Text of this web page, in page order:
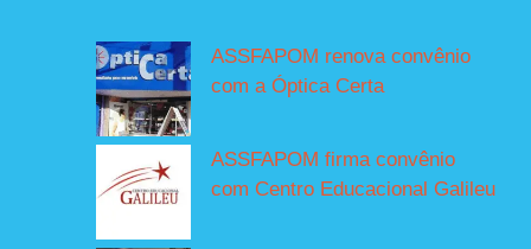
ASSFAPOM renova convênio
com a Óptica Certa
ASSFAPOM firma convênio
com Centro Educacional Galileu